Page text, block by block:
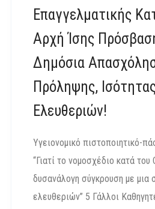
Επαγγελματικής
Αρχή Ίσης
Δημόσια
Πρόληψης,
Ελευθεριών!
Υγειονομικό πιστοποιητικό-
“Γιατί το νομοσχέδιο κατά
δυσανάλογη σύγκρουση με μια
ελευθεριών” 5 Γάλλοι